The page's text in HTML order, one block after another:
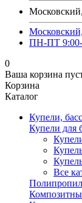
ПН-ПТ 9:00-
0
Ваша корзина
Корзина
Каталог
Купели,
Купели для
Все